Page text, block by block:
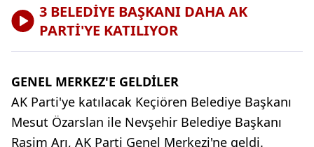
3 BELEDİYE BAŞKANI DAHA AK
PARTİ'YE KATILIYOR
GENEL MERKEZ'E GELDİLER
AK Parti'ye katılacak Keçiören Belediye Başkanı
Mesut Özarslan ile Nevşehir Belediye Başkanı
Rasim Arı, AK Parti Genel Merkezi'ne geldi.